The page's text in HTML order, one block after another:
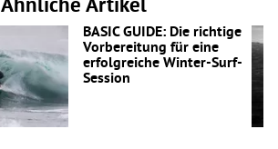
Ähnliche Artikel
BASIC GUIDE: Die richtige
Vorbereitung für eine
erfolgreiche Winter-Surf-
Session